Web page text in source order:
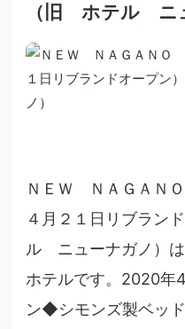
（旧 ホテル ニ
ＮＥＷ ＮＡＧＡＮ
４月２１日リブラン
ル ニューナガノ）
ホテルです。2020年
ン◆シモンズ製ベッ